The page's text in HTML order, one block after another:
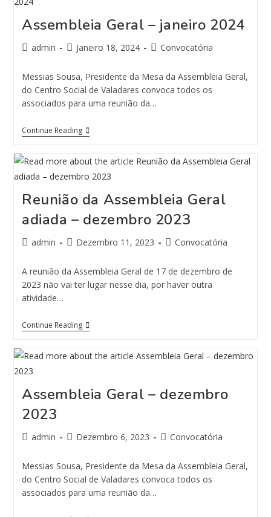
Assembleia Geral – janeiro 2024
admin Janeiro 18, 2024 Convocatória
Messias Sousa, Presidente da Mesa da Assembleia Geral,
do Centro Social de Valadares convoca todos os
associados para uma reunião da…
Continue Reading
Reunião da Assembleia Geral
adiada – dezembro 2023
admin Dezembro 11, 2023 Convocatória
A reunião da Assembleia Geral de 17 de dezembro de
2023 não vai ter lugar nesse dia, por haver outra
atividade…
Continue Reading
Assembleia Geral – dezembro
2023
admin Dezembro 6, 2023 Convocatória
Messias Sousa, Presidente da Mesa da Assembleia Geral,
do Centro Social de Valadares convoca todos os
associados para uma reunião da…